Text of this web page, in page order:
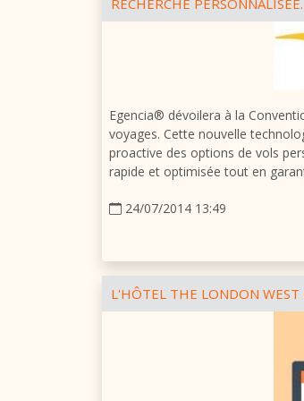
RECHERCHE PERSONNALISÉE.
Egencia® dévoilera à la
voyages. Cette nouvelle
proactive des options de vols
rapide et optimisée tout en
24/07/2014 13:49
L'HÔTEL THE LONDON WEST